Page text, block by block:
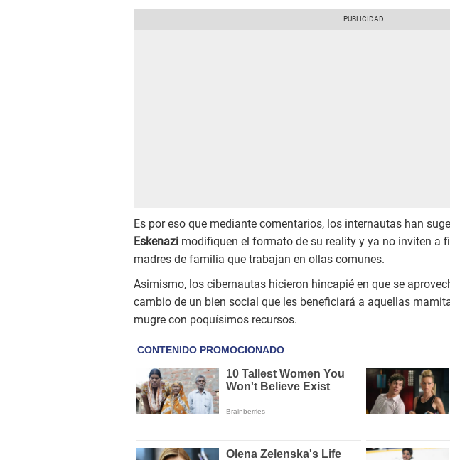
Es por eso que mediante comentarios, los internautas han
Eskenazi modifiquen el formato de su reality y ya no inviten a
madres de familia que trabajan en ollas comunes.
Asimismo, los cibernautas hicieron hincapié en que se
cambio de un bien social que les beneficiará a aquellas
mugre con poquísimos recursos.